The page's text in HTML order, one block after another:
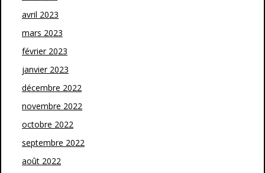
avril 2023
mars 2023
février 2023
janvier 2023
décembre 2022
novembre 2022
octobre 2022
septembre 2022
août 2022